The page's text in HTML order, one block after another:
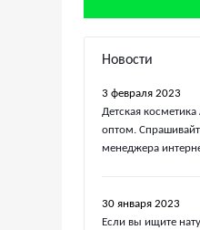
Новости
3 февраля 2023
Детская косметика
оптом.
менеджера
30 января 2023
Если вы ищите